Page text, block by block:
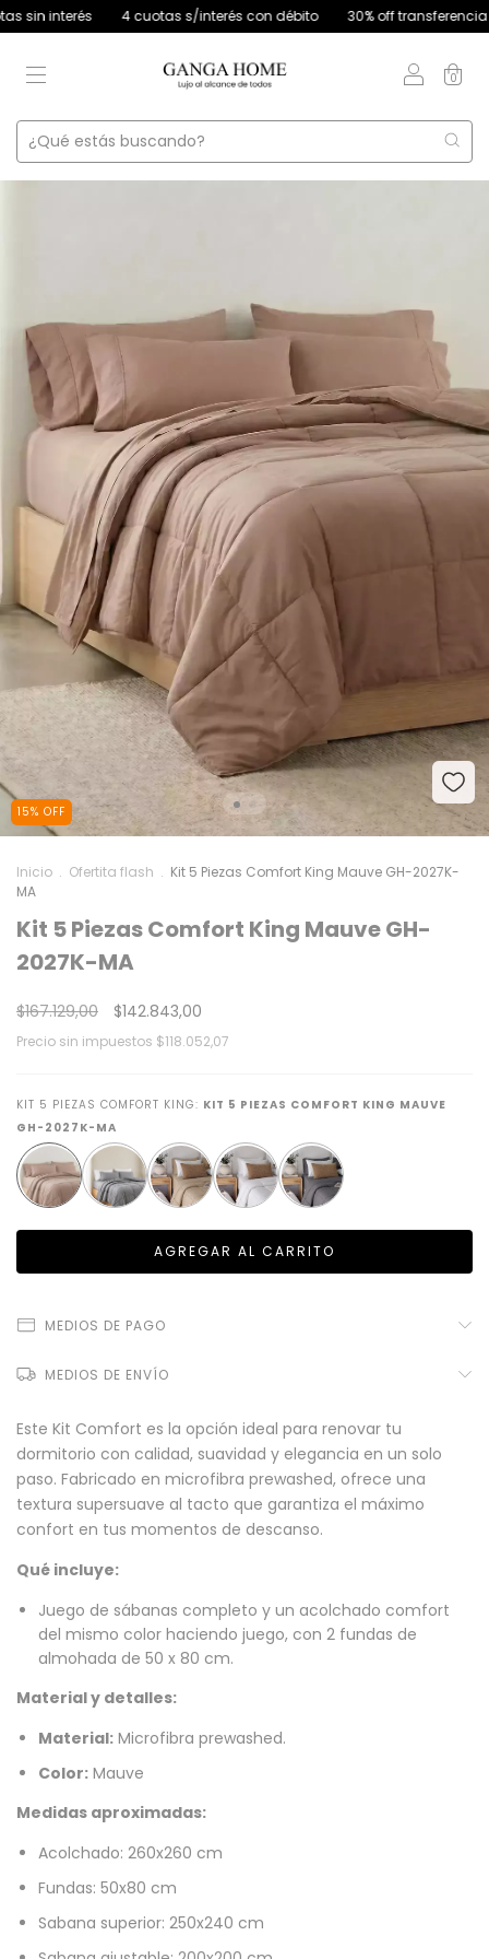
4 cuotas s/interés con débito 30% off transferencia 12
0
15% OFF
Inicio . Ofertita flash . Kit 5 Piezas Comfort King Mauve GH-2027K-
MA
Kit 5 Piezas Comfort King Mauve GH-
2027K-MA
$167.129,00 $142.843,00
Precio sin impuestos $118.052,07
KIT 5 PIEZAS COMFORT KING: KIT 5 PIEZAS COMFORT KING MAUVE
GH-2027K-MA
MEDIOS DE PAGO
MEDIOS DE ENVÍO
Este Kit Comfort es la opción ideal para renovar tu
dormitorio con calidad, suavidad y elegancia en un solo
paso. Fabricado en microfibra prewashed, ofrece una
textura supersuave al tacto que garantiza el máximo
confort en tus momentos de descanso.
Qué incluye:
Juego de sábanas completo y un acolchado comfort
del mismo color haciendo juego, con 2 fundas de
almohada de 50 x 80 cm.
Material y detalles:
Material: Microfibra prewashed.
Color: Mauve
Medidas aproximadas:
Acolchado: 260x260 cm
Fundas: 50x80 cm
Sabana superior: 250x240 cm